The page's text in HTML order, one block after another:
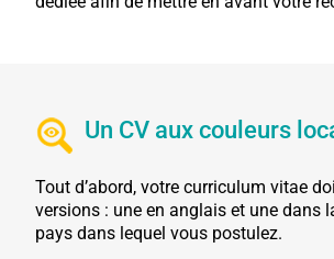
Un CV aux couleurs
Tout d’abord, votre curriculum vitae
versions : une en anglais et une dans
pays dans lequel vous postulez.